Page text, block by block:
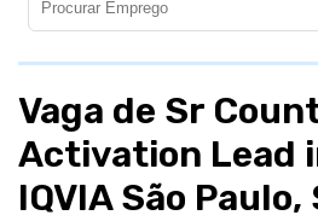
Vaga de Sr
Activation Lead
IQVIA São Paulo,